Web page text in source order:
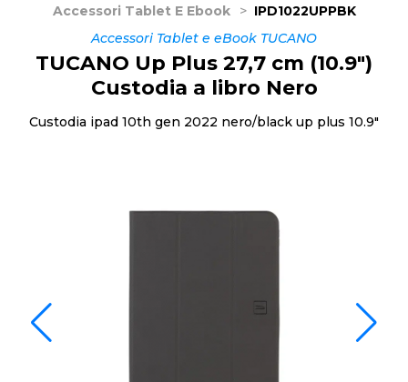
Accessori Tablet E Ebook
> IPD1022UPPBK
Accessori Tablet e eBook TUCANO
TUCANO Up Plus 27,7 cm (10.9")
Custodia a libro Nero
Custodia ipad 10th gen 2022 nero/black up plus 10.9"